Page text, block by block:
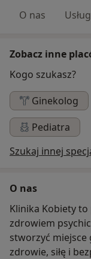
O nas
Zobacz inne
Kogo szukasz?
Ginekolog
Pediatra
Szukaj innej
O nas
Klinika Kobiety
zdrowiem
stworzyć
zdrowie, siłę i